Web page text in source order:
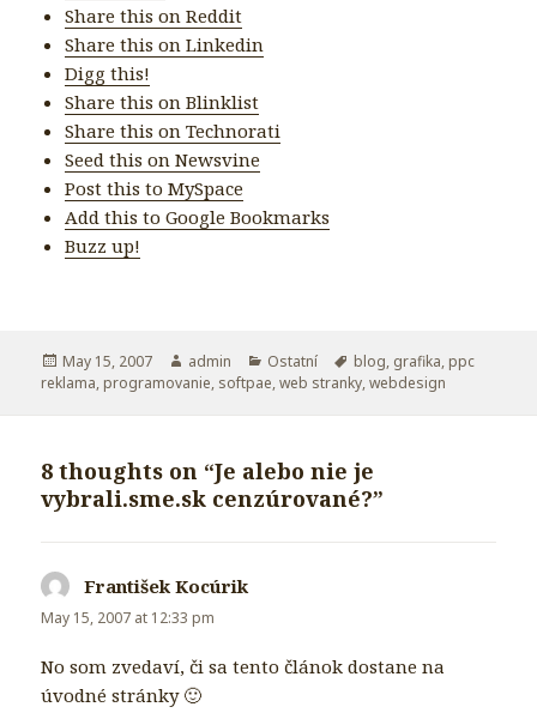
Share this on Reddit
Share this on Linkedin
Digg this!
Share this on Blinklist
Share this on Technorati
Seed this on Newsvine
Post this to MySpace
Add this to Google Bookmarks
Buzz up!
Posted
on
May 15, 2007 Author
admin Categories
Ostatní Tags
blog, grafika, ppc
reklama, programovanie, softpae,web stranky,webdesign
8 thoughts on “Je alebo nie je
vybrali.sme.sk cenzúrované?”
František Kocúrik
May 15, 2007 at 12:33 pm
No som zvedaví, či sa tento článok dostane na
úvodné stránky 🙂